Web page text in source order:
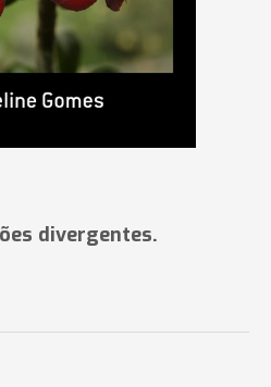
divergentes.